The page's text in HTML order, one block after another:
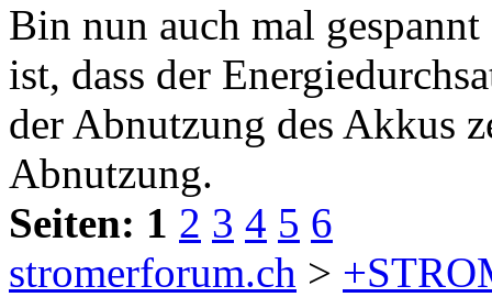
Bin nun auch mal
ist, dass der
der Abnutzung des Akkus
Abnutzung.
Seiten: 1 2 3 4 5 6
stromerforum.ch >